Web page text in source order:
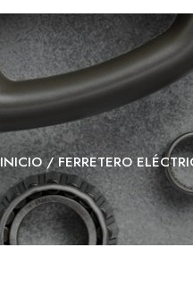
INICIO/FERRETERO